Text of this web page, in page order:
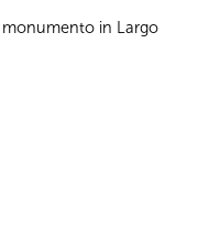
monumento in Largo